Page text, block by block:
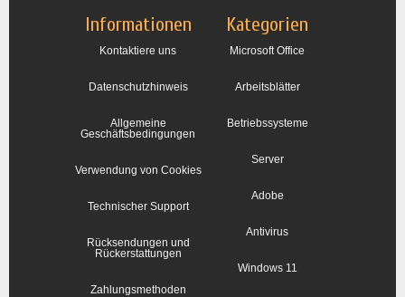
Informationen
Kontaktiere uns
Datenschutzhinweis
Allgemeine
Geschäftsbedingungen
Verwendung von Cookies
Technischer Support
Rücksendungen und
Rückerstattungen
Zahlungsmethoden
Kategorien
Microsoft Office
Arbeitsblätter
Betriebssysteme
Server
Adobe
Antivirus
Windows 11